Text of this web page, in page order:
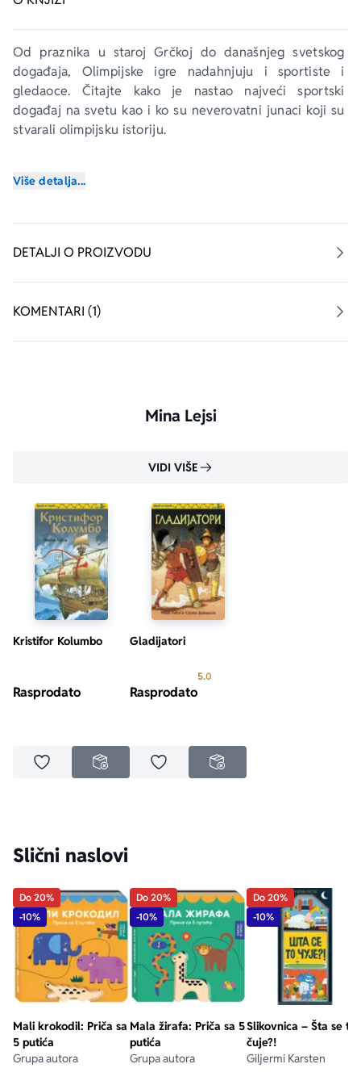
Od praznika u staroj Grčkoj do današnjeg svetskog
događaja, Olimpijske igre nadahnjuju i sportiste i
gledaoce. Čitajte kako je nastao najveći sportski
događaj na svetu kao i ko su neverovatni junaci koji su
stvarali olimpijsku istoriju.
čarobni svet knjiga.
Korak 2. donosi priče o čuvenim istorijskim ličnostima i
događajima, ispripovedane tako zanimljivo da će vam
Olimpijskim igrama dodatno je opremljena fusnotama i
posebnim dodatkom kojima se obogaćuje veština
aboutPage.sr-only.custom-youtube-play-icon
Više detalja...
DETALJI O PROIZVODU
KOMENTARI (1)
Mina Lejsi
VIDI VIŠE
Kristifor Kolumbo
Rasprodato
Dodaj u omiljeneNEDOSTUPNO
Gladijatori
5.0
Rasprodato
Dodaj u omiljeneNEDOSTUPNO
Slični naslovi
Do 20%
-10%
Mali krokodil: Priča sa
5 putića
Grupa autora
Do 20%
-10%
Mala žirafa: Priča sa 5
putića
Grupa autora
Do 20%
-10%
Slikovnica – Šta se to
čuje?!
Giljermi Karsten